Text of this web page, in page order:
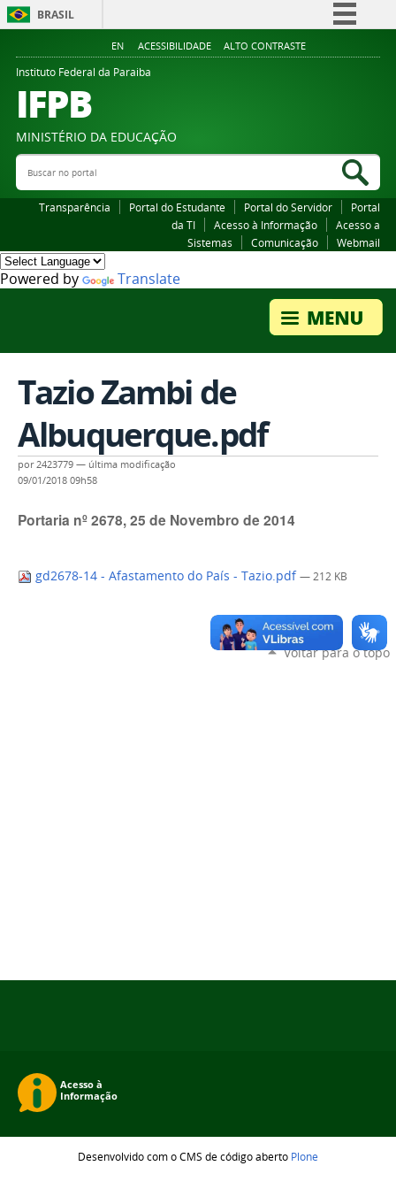
BRASIL
Simplifique!
Legislação
EN ACESSIBILIDADE ALTO CONTRASTE
Instituto Federal da Paraiba
IFPB
MINISTÉRIO DA EDUCAÇÃO
Buscar no portal
Transparência Portal do Estudante Portal do Servidor
Portal
da TI
Acesso à Informação
Acesso a
Sistemas
Comunicação Webmail
Powered by Translate
Tazio Zambi de
Albuquerque.pdf
por2423779 — última modificação
09/01/2018 09h58
Portaria nº 2678, 25 de Novembro de 2014
gd2678-14 - Afastamento do País - Tazio.pdf — 212 KB
Voltar para o topo
Desenvolvido com o CMS de código aberto Plone